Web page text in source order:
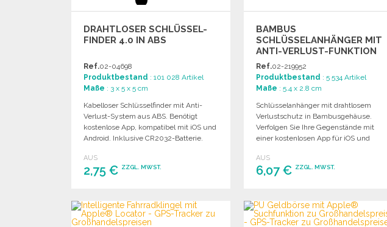
DRAHTLOSER SCHLÜSSEL-
FINDER 4.0 IN ABS
Ref.02-04698
Produktbestand : 101 028 Artikel
Maße : 3 x 5 x 5 cm
Kabelloser Schlüsselfinder mit Anti-
Verlust-System aus ABS. Benötigt
kostenlose App, kompatibel mit iOS und
Android. Inklusive CR2032-Batterie.
AUS
2,75 € ZZGL. MWST.
Angebot anfordern
BAMBUS
SCHLÜSSELANHÄNGER MIT
ANTI-VERLUST-FUNKTION
Ref.02-219952
Produktbestand : 5 534 Artikel
Maße : 5.4 x 2.8 cm
Schlüsselanhänger mit drahtlosem
Verlustschutz in Bambusgehäuse.
Verfolgen Sie Ihre Gegenstände mit
einer kostenlosen App für iOS und
AUS
6,07 € ZZGL. MWST.
Angebot anfordern